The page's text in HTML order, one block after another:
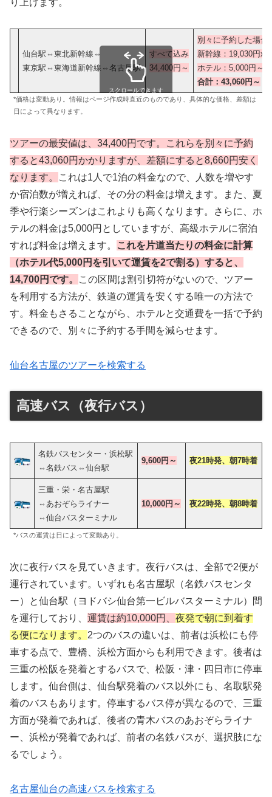
り上げます。
仙台駅⇔東北新幹線⇔
東京駅⇔東海道新幹線⇔名古屋駅
すべて込み
34,400円 ～
別々に予約した場合
新幹線：19,030円x2
ホテル：5,000円～
合計：43,060円～
スクロールできます
*価格は変動あり。情報はページ作成時直近のものであり、具体的な価格、差額は
日によって異なります。
ツアーの最安値は、34,400円です。これらを別々に予約
すると43,060円かかりますが、差額にすると8,660円安く
なります。
これは1人で1泊の料金なので、人数を増やす
か宿泊数が増えれば、その分の料金は増えます。また、夏
季や行楽シーズンはこれよりも高くなります。さらに、ホ
テルの料金は5,000円としていますが、高級ホテルに宿泊
すれば料金は増えます。
これを片道当たりの料金に計算
（ホテル代5,000円を引いて運賃を2で割る）すると、
14,700円です。
この区間は割引切符がないので、ツアー
を利用する方法が、鉄道の運賃を安くする唯一の方法で
す。料金もさることながら、ホテルと交通費を一括で予約
できるので、別々に予約する手間を減らせます。
仙台名古屋のツアーを検索する
高速バス（夜行バス）
名鉄バスセンター・浜松駅
⇔名鉄バス⇔仙台駅
9,600円 ～ 夜21時発、朝7時着
三重・栄・名古屋駅
⇔あおぞらライナー
⇔仙台バスターミナル
10,000円～ 夜22時発、朝8時着
*バスの運賃は日によって変動あり。
次に夜行バスを見ていきます。夜行バスは、全部で2便が
運行されています。いずれも名古屋駅（名鉄バスセンタ
ー）と仙台駅（ヨドバシ仙台第一ビルバスターミナル）間
を運行しており、 運賃は約10,000円
夜発で朝に到着す
る便になります。 2つのバスの違いは、前者は浜松にも停
車する点で、豊橋、浜松方面からも利用できます。後者は
三重の松阪を発着とするバスで、松阪・津・四日市に停車
します。仙台側は、仙台駅発着のバス以外にも、名取駅発
着のバスもあります。停車するバス停が異なるので、三重
方面が発着であれば、後者の青木バスのあおぞらライナ
ー、浜松が発着であれば、前者の名鉄バスが、選択肢にな
るでしょう。
名古屋仙台の高速バスを検索する